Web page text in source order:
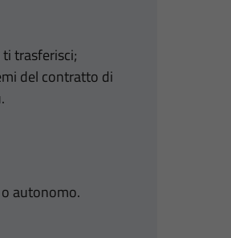
trasferisci;
del contratto di
autonomo.